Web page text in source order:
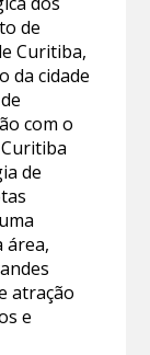
de
Curitiba,
da cidade
com o
de
área,
atração
e